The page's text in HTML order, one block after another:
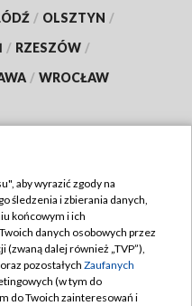
/ OLSZTYN /
/ RZESZÓW /
/ WROCŁAW
TVP
aby wyrazić zgody na
śledzenia i zbierania danych,
końcowym i ich
danych osobowych przez
(zwaną dalej również „TVP”),
oraz pozostałych Zaufanych
(w tym do
do Twoich zainteresowań i